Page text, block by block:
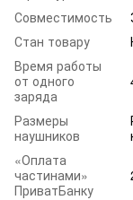
Совместимость
Стан товару
Время работы
от одного
заряда
Размеры
наушников
«Оплата
частинами»
ПриватБанку